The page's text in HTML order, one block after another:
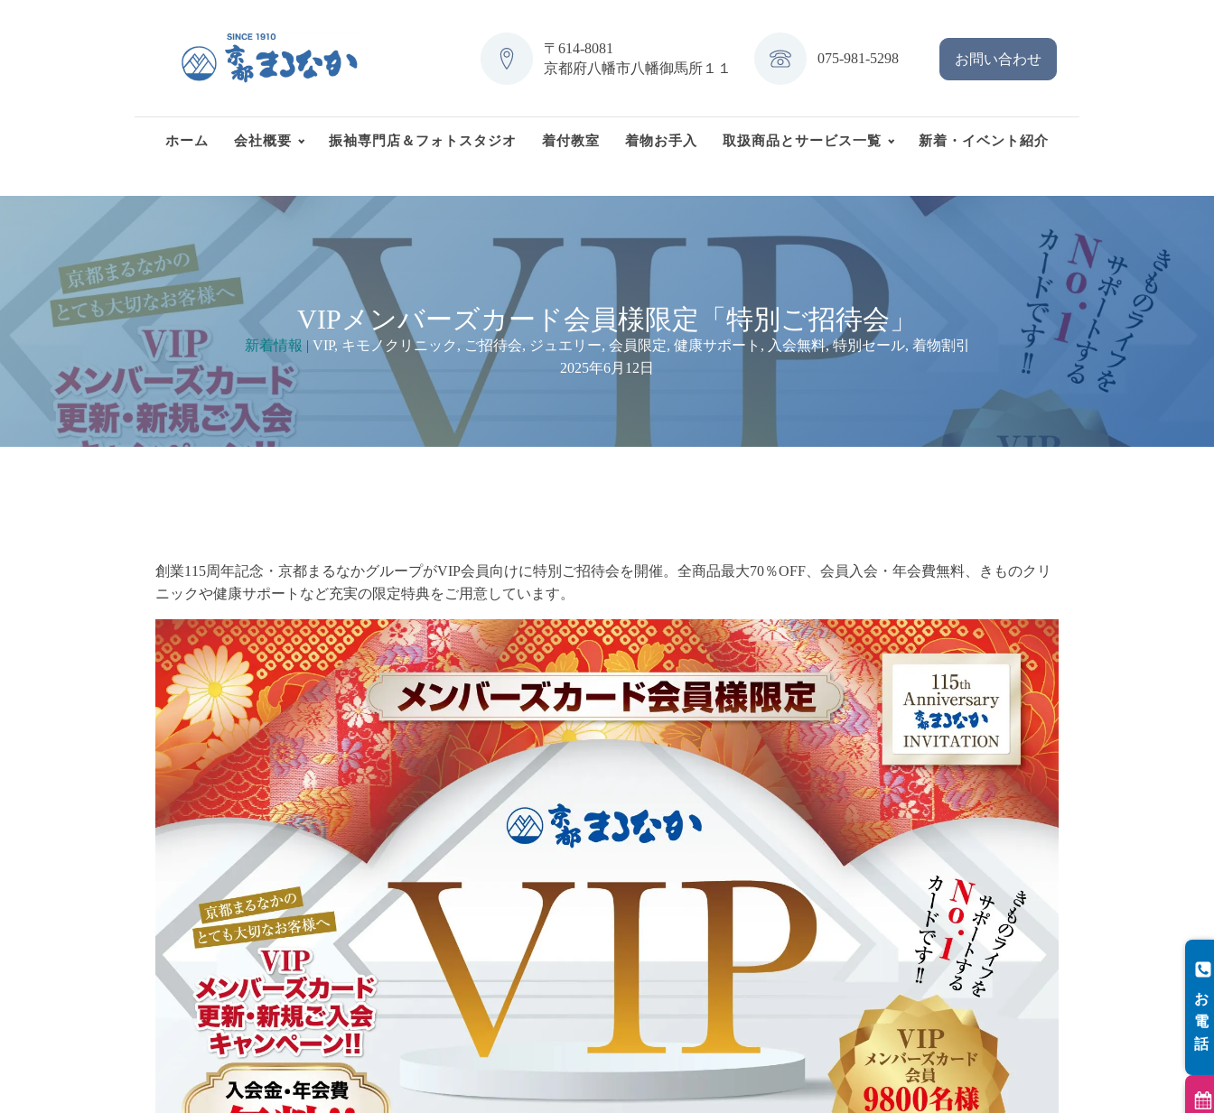
〒614-8081
京都府八幡市八幡御馬所１１
075-981-5298 お問い合わせ
ホーム 会社概要 振袖専門店＆フォトスタジオ 着付教室 着物お手入 取扱商品とサービス一覧 新着・イベント紹介
VIPメンバーズカード会員様限定「特別ご招待会」
新着情報 | VIP, キモノクリニック , ご招待会, ジュエリー, 会員限定, 健康サポート , 入会無料,特別セール, 着物割引
2025年6月12日
創業115周年記念・京都まるなかグループがVIP会員向けに特別ご招待会を開催。全商品最大70％OFF、会員入会・年会費無料、きものクリ
ニックや健康サポートなど充実の限定特典をご用意しています。
お
電
話